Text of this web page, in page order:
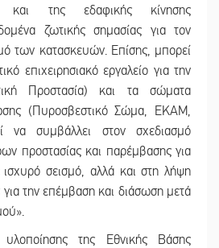
και της εδαφικής κίνησης
ζωτικής σημασίας για τον
των κατασκευών. Επίσης, μπορεί
επιχειρησιακό εργαλείο για την
Προστασία) και τα σώματα
(Πυροσβεστικό Σώμα, ΕΚΑΜ,
να συμβάλλει στον σχεδιασμό
προστασίας και παρέμβασης για
σεισμό, αλλά και στη λήψη
την επέμβαση και διάσωση μετά
της Εθνικής Βάσης